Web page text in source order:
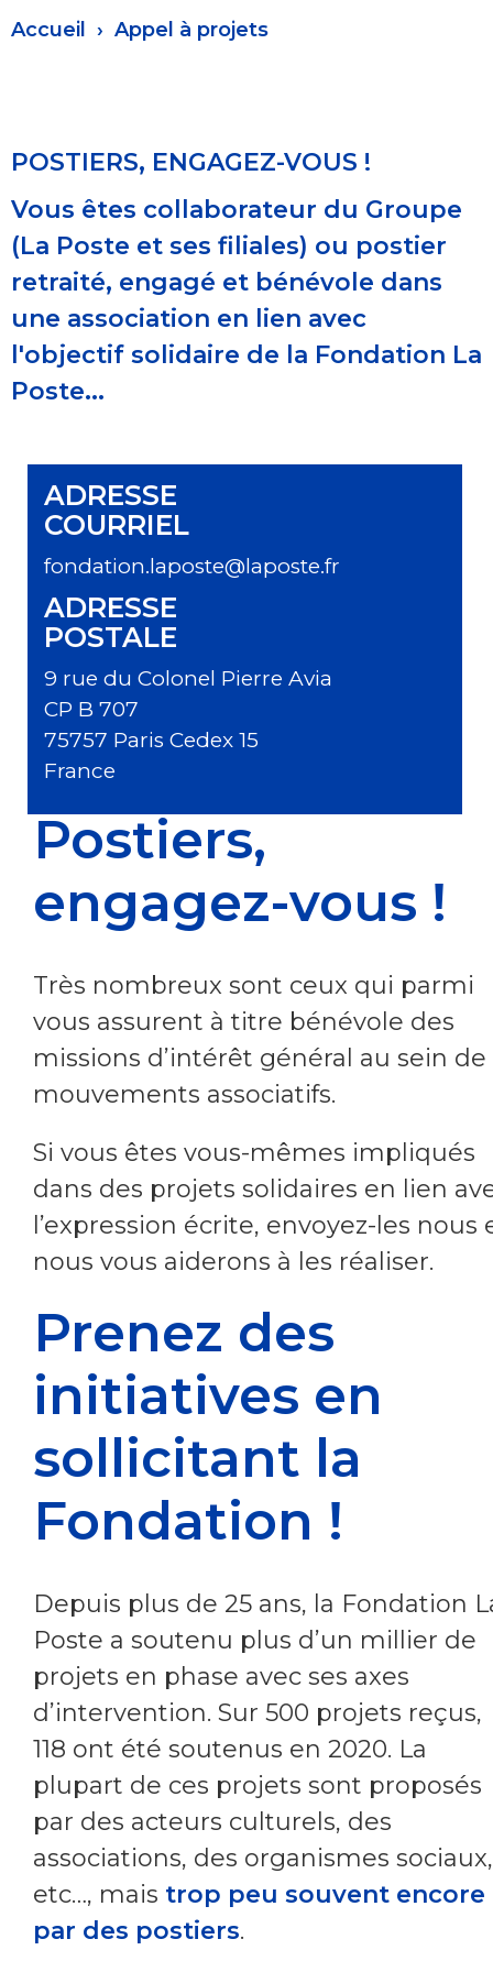
Fil
Accueil Appel à projets
POSTIERS, ENGAGEZ-VOUS !
Vous êtes collaborateur du Groupe
(La Poste et ses filiales) ou postier
retraité, engagé et bénévole dans
une association en lien avec
l'objectif solidaire de la Fondation La
Poste...
Postiers,
engagez-vous !
Très nombreux sont ceux qui parmi
vous assurent à titre bénévole des
missions d’intérêt général au sein de
mouvements associatifs.
Si vous êtes vous-mêmes impliqués
dans des projets solidaires en lien
l’expression écrite, envoyez-les nous
nous vous aiderons à les réaliser.
Prenez des
initiatives en
sollicitant la
Fondation !
Depuis plus de 25 ans, la Fondation
Poste a soutenu plus d’un millier de
projets en phase avec ses axes
d’intervention. Sur 500 projets reçus,
118 ont été soutenus en 2020. La
plupart de ces projets sont proposés
par des acteurs culturels, des
associations, des organismes sociaux,
etc…, mais trop peu souvent encore
par des postiers.
ADRESSE
COURRIEL
fondation.laposte@laposte.fr
ADRESSE
POSTALE
9 rue du Colonel Pierre Avia
CP B 707
75757 Paris Cedex 15
France